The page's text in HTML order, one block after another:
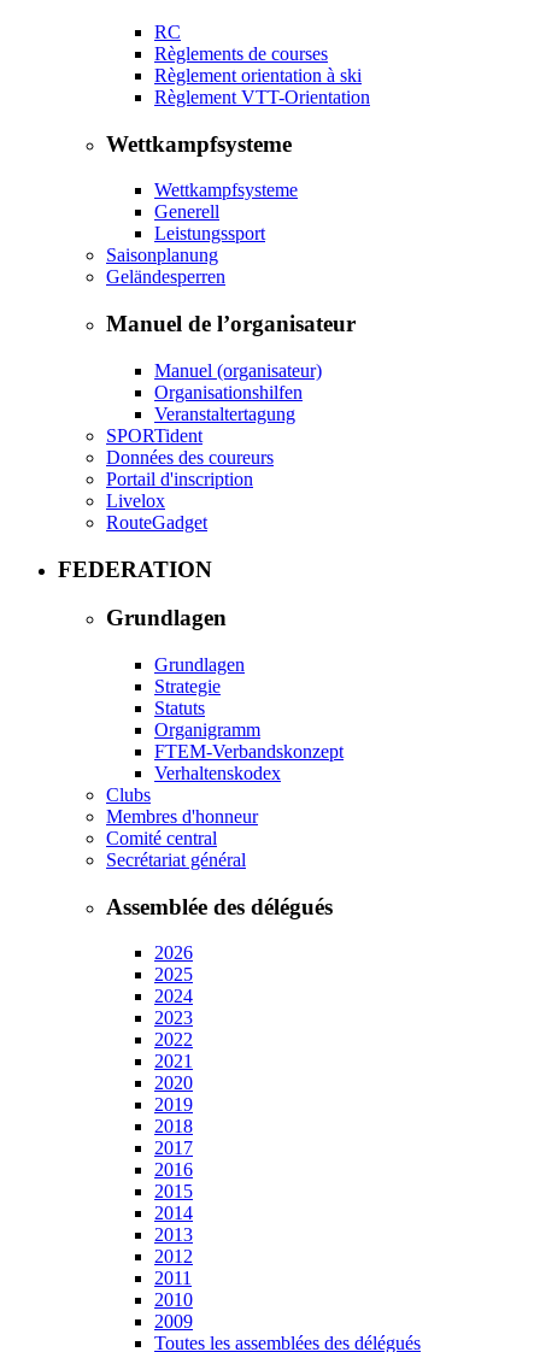
RC
Règlements de courses
Règlement orientation à ski
Règlement VTT-Orientation
Wettkampfsysteme
Wettkampfsysteme
Generell
Leistungssport
Saisonplanung
Geländesperren
Manuel de l’organisateur
Manuel (organisateur)
Organisationshilfen
Veranstaltertagung
SPORTident
Données des coureurs
Portail d'inscription
Livelox
RouteGadget
FEDERATION
Grundlagen
Grundlagen
Strategie
Statuts
Organigramm
FTEM-Verbandskonzept
Verhaltenskodex
Clubs
Membres d'honneur
Comité central
Secrétariat général
Assemblée des délégués
2026
2025
2024
2023
2022
2021
2020
2019
2018
2017
2016
2015
2014
2013
2012
2011
2010
2009
Toutes les assemblées des délégués